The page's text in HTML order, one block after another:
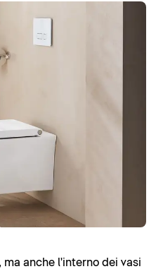
ma anche l'interno dei vasi